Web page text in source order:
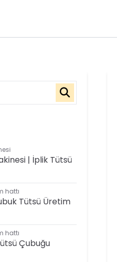
| İplik Tütsü
hattı
Tütsü Üretim
hattı
Çubuğu